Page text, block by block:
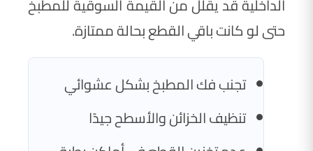
الداخلية قد يقلل من القيمة السوقية للمطبخ
حتى لو كانت باقي القطع بحالة ممتازة.
تجنب فك المطبخ بشكل عشوائي
تنظيف الخزائن والأسطح جيدًا